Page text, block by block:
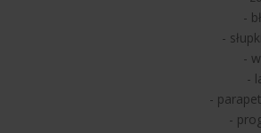
-
-
-
-
-
-